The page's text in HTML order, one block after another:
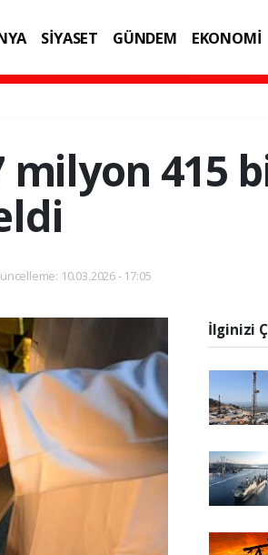
SİYASET GÜNDEM
EKONOMİ
milyon 415
10.03.2026 - 17:05
İlginizi